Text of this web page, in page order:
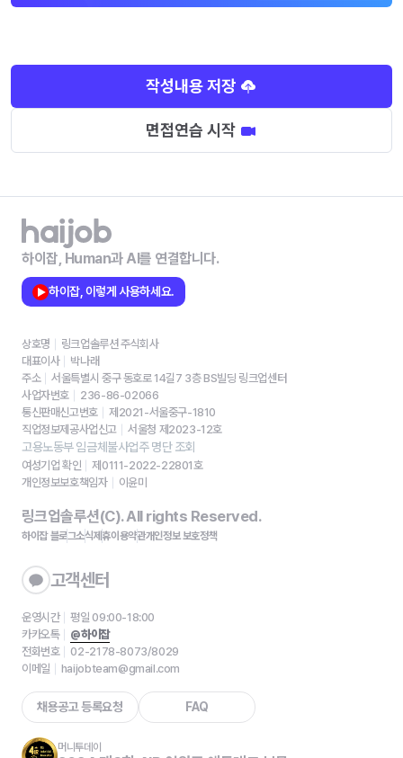
작성내용 저장
면접연습 시작
하이잡, Human과 AI를 연결합니다.
하이잡, 이렇게 사용하세요.
상호명
링크업솔루션 주식회사
대표이사
박나래
주소
서울특별시 중구 동호로 14길7 3층 BS빌딩 링크업센터
사업자번호
236-86-02066
통신판매신고번호
제2021-서울중구-1810
직업정보제공사업신고
서울청 제2023-12호
고용노동부 임금체불사업주 명단 조회
여성기업 확인
제0111-2022-22801호
개인정보보호책임자
이윤미
링크업솔루션(C). All rights Reserved.
하이잡 블로그소식제휴이용약관개인정보 보호정책
고객센터
운영시간
평일 09:00-18:00
카카오톡
@하이잡
전화번호
02-2178-8073/8029
이메일
haijobteam@gmail.com
채용공고 등록요청 FAQ
머니투데이